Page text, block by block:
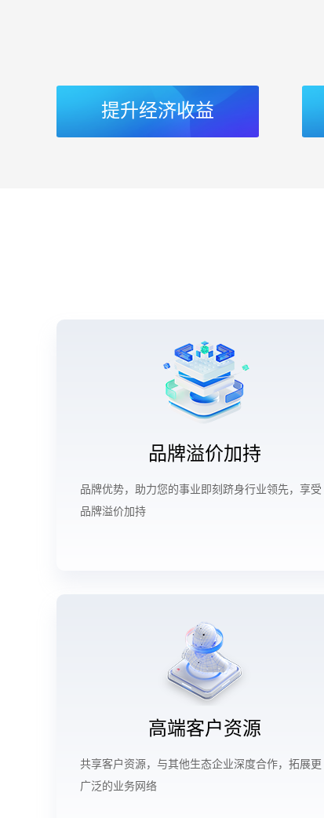
提升经济收益
品牌溢价加持
品牌优势，助力您的事业即刻跻身行业领先，享受
品牌溢价加持
高端客户资源
共享客户资源，与其他生态企业深度合作，拓展更
广泛的业务网络